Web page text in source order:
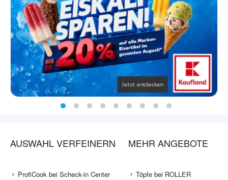
AUSWAHL VERFEINERN
ProfiCook bei Scheck-in Center
MEHR ANGEBOTE
Töpfe bei ROLLER